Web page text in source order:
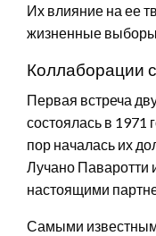
Их влияние на ее
жизненные
Коллаборации
Первая встреча
состоялась в 1971
пор началась их
Лучано Паваротти
настоящими
Самыми